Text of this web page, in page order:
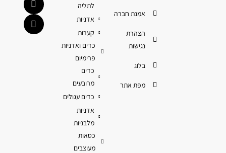
לתליה
אדניות
קערות
כדים ואדניות
פרימיום
כדים
מרובעים
כדים עגולים
אדניות
מלבניות
כסאות
מעוצבים
אמנת חברה
הצהרת
נגישות
בלוג
מפת אתר